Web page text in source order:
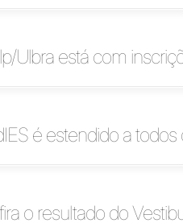
Ulbra está com
é estendido a
o resultado do